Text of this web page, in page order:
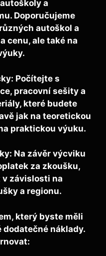
a
Doporučujeme
autoškol a
cenu, ale také na
Počítejte s
pracovní sešity a
které budete
jak na teoretickou
praktickou výuku.
Na závěr výcviku
za zkoušku,
závislosti na
a regionu.
který byste měli
dodatečné náklady.